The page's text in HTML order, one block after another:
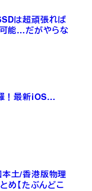
は超頑張れば
能…だがやらな
！最新iOS…
土/香港版物理
め【たぶんどこ